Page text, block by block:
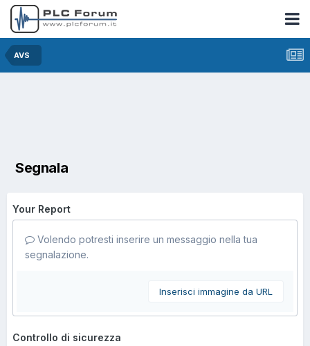
AVS
Segnala
Your Report
Volendo potresti inserire un messaggio nella tua
segnalazione.
Inserisci immagine da URL
Controllo di sicurezza